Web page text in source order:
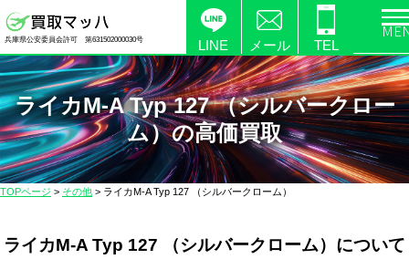
製
品
の
高
価
買
兵庫県公安委員会許可 第631502000030号 LINE メール TEL
ライカM-A Typ 127 （シルバークロー
ム）の高価買取
TOPページ > その他 > ライカM-A Typ 127 （シルバークローム）
ライカM-A Typ 127 （シルバークローム）について